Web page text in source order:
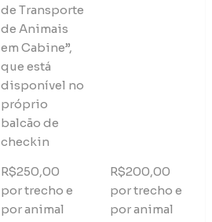
de Transporte
de Animais
em Cabine”,
que está
disponível no
próprio
balcão de
checkin
R$250,00
por trecho e
por animal
R$200,00
por trecho e
por animal